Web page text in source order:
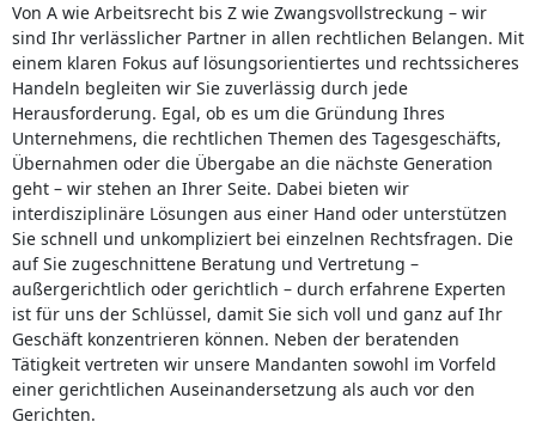
Von A wie Arbeitsrecht bis Z wie Zwangsvollstreckung – wir
sind Ihr verlässlicher Partner in allen rechtlichen Belangen. Mit
einem klaren Fokus auf lösungsorientiertes und rechtssicheres
Handeln begleiten wir Sie zuverlässig durch jede
Herausforderung. Egal, ob es um die Gründung Ihres
Unternehmens, die rechtlichen Themen des Tagesgeschäfts,
Übernahmen oder die Übergabe an die nächste Generation
geht – wir stehen an Ihrer Seite. Dabei bieten wir
interdisziplinäre Lösungen aus einer Hand oder unterstützen
Sie schnell und unkompliziert bei einzelnen Rechtsfragen. Die
auf Sie zugeschnittene Beratung und Vertretung –
außergerichtlich oder gerichtlich – durch erfahrene Experten
ist für uns der Schlüssel, damit Sie sich voll und ganz auf Ihr
Geschäft konzentrieren können. Neben der beratenden
Tätigkeit vertreten wir unsere Mandanten sowohl im Vorfeld
einer gerichtlichen Auseinandersetzung als auch vor den
Gerichten.